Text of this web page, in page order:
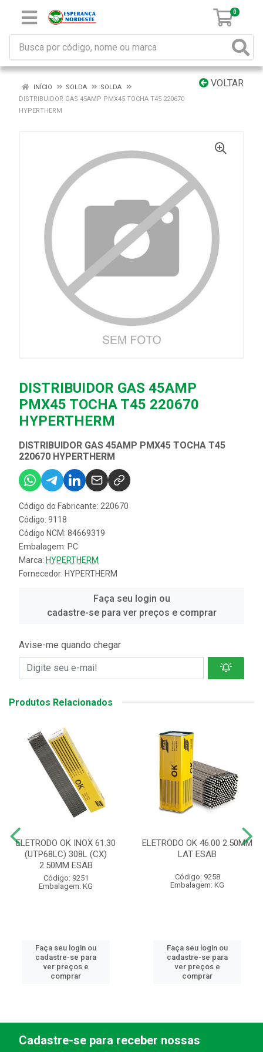
0
VOLTAR
INÍCIO SOLDA
SOLDA
DISTRIBUIDOR GAS 45AMP PMX45 TOCHA T45 220670
HYPERTHERM
DISTRIBUIDOR GAS 45AMP
PMX45 TOCHA T45 220670
HYPERTHERM
DISTRIBUIDOR GAS 45AMP PMX45 TOCHA T45
220670 HYPERTHERM
Código do Fabricante: 220670
Código: 9118
Código NCM: 84669319
Embalagem: PC
Marca: HYPERTHERM
Fornecedor: HYPERTHERM
Faça seu login ou
cadastre-se para ver preços e comprar
Avise-me quando chegar
Produtos Relacionados
ELETRODO OK INOX 61.30
(UTP68LC) 308L (CX)
2.50MM ESAB
Código: 9251
Embalagem: KG
Faça seu login ou
cadastre-se para
ver preços e
comprar
ELETRODO OK 46.00 2.50MM
LAT ESAB
Código: 9258
Embalagem: KG
Faça seu login ou
cadastre-se para
ver preços e
comprar
Cadastre-se para receber nossas